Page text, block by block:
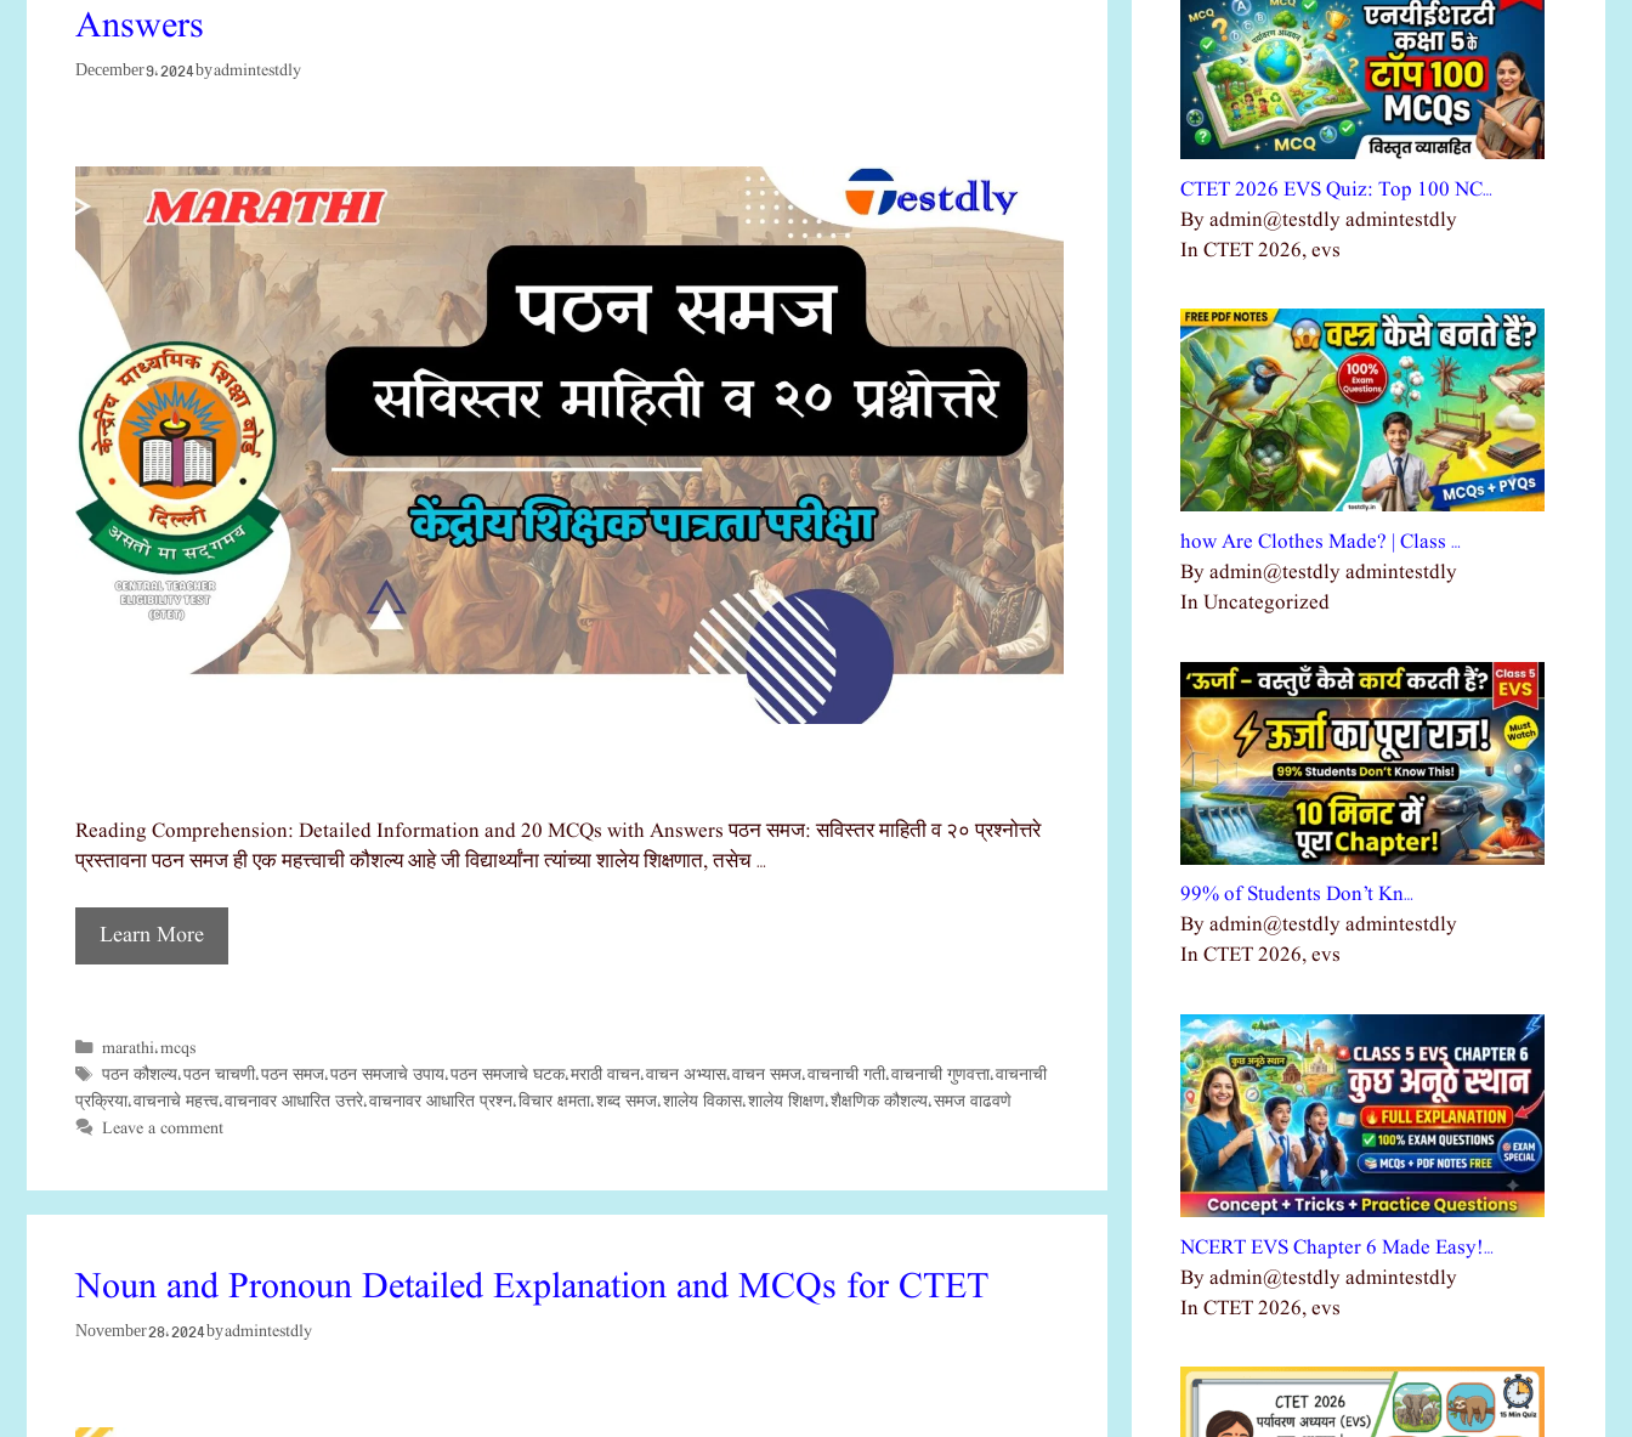
Answers
December 9, 2024 byadmintestdly
Reading Comprehension: Detailed Information and 20 MCQs with Answers पठन समज: सविस्तर माहिती व २० प्रश्नोत्तरे
प्रस्तावना पठन समज ही एक महत्त्वाची कौशल्य आहे जी विद्यार्थ्यांना त्यांच्या शालेय शिक्षणात, तसेच …
Learn More
Categories
marathi, mcqs
Tags
पठन कौशल्य, पठन चाचणी, पठन समज, पठन समजाचे उपाय, पठन समजाचे घटक, मराठी वाचन, वाचन अभ्यास, वाचन समज, वाचनाची गती, वाचनाची गुणवत्ता, वाचनाची
प्रक्रिया, वाचनाचे महत्त्व, वाचनावर आधारित उत्तरे, वाचनावर आधारित प्रश्न, विचार क्षमता, शब्द समज, शालेय विकास, शालेय शिक्षण, शैक्षणिक कौशल्य, समज वाढवणे
Leave a comment
Noun and Pronoun Detailed Explanation and MCQs for CTET
November 28, 2024 byadmintestdly
CTET 2026 EVS Quiz: Top 100 NC…
By admin@testdly admintestdly
In CTET 2026, evs
how Are Clothes Made? | Class …
By admin@testdly admintestdly
In Uncategorized
99% of Students Don’t Kn…
By admin@testdly admintestdly
In CTET 2026, evs
NCERT EVS Chapter 6 Made Easy!…
By admin@testdly admintestdly
In CTET 2026, evs